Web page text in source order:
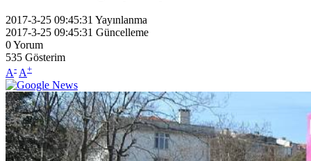
2017-3-25 09:45:31 Yayınlanma
2017-3-25 09:45:31 Güncelleme
0Yorum
535 Gösterim
A- A+